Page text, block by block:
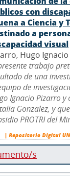
con
a Ciencia y
a
visual
Hugo Ignacio
trabajo
de una
de
Ignacio Pizarro
Gonzalez, y
PROTRI del
| Repositorio Digital
s